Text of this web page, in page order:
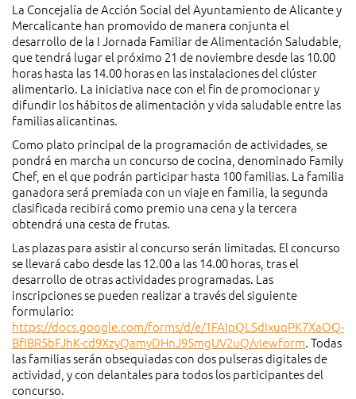
La Concejalía de Acción Social del Ayuntamiento de Alicante y
Mercalicante han promovido de manera conjunta el
desarrollo de la I Jornada Familiar de Alimentación Saludable,
que tendrá lugar el próximo 21 de noviembre desde las 10.00
horas hasta las 14.00 horas en las instalaciones del clúster
alimentario. La iniciativa nace con el fin de promocionar y
difundir los hábitos de alimentación y vida saludable entre las
familias alicantinas.
Como plato principal de la programación de actividades, se
pondrá en marcha un concurso de cocina, denominado Family
Chef, en el que podrán participar hasta 100 familias. La familia
ganadora será premiada con un viaje en familia, la segunda
clasificada recibirá como premio una cena y la tercera
obtendrá una cesta de frutas.
Las plazas para asistir al concurso serán limitadas. El concurso
se llevará cabo desde las 12.00 a las 14.00 horas, tras el
desarrollo de otras actividades programadas. Las
inscripciones se pueden realizar a través del siguiente
formulario:
https://docs.google.com/forms/d/e/1FAIpQLSdIxuqPK7XaOQ-
BfIBR5bFJhK-cd9XzyQamyDHnJ95mgUV2uQ/viewform. Todas
las familias serán obsequiadas con dos pulseras digitales de
actividad, y con delantales para todos los participantes del
concurso.